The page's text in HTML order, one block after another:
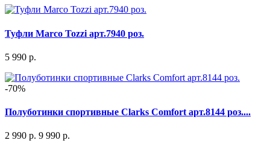
Туфли Marco Tozzi арт.7940 роз.
5 990 р.
-70%
Полуботинки спортивные Clarks Comfort арт.8144 роз....
2 990 р. 9 990 р.